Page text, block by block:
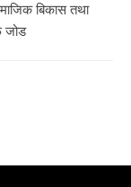
बिकास तथा
जोड